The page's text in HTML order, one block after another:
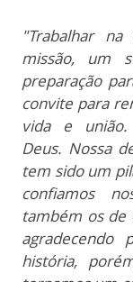
"Trabalhar
missão, um
preparação
convite para
vida e
Deus. Nossa
tem sido um
confiamos
também os de
agradecendo
história,